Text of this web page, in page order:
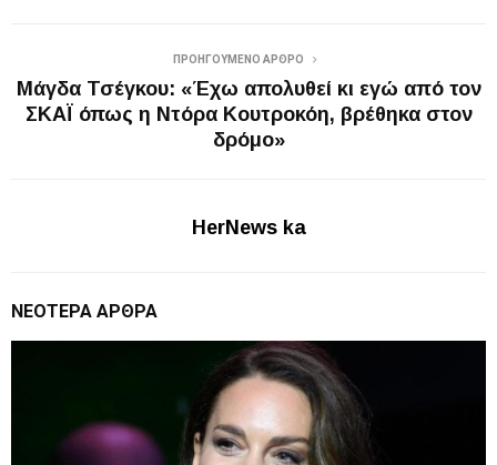
ΠΡΟΗΓΟΎΜΕΝΟ ΆΡΘΡΟ
Μάγδα Τσέγκου: «Έχω απολυθεί κι εγώ από τον
ΣΚΑΪ όπως η Ντόρα Κουτροκόη, βρέθηκα στον
δρόμο»
HerNews ka
ΝΕΌΤΕΡΑ ΆΡΘΡΑ